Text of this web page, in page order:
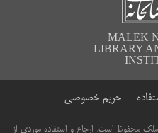
MALEK
LIBRARY
حریم خصوصی
محفوظ است. ارجاع و استفاده موردی از